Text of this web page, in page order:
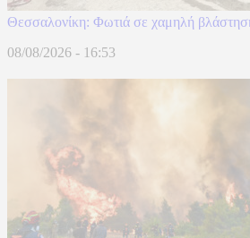
Θεσσαλονίκη: Φωτιά σε χαμηλή
08/08/2026 - 16:53